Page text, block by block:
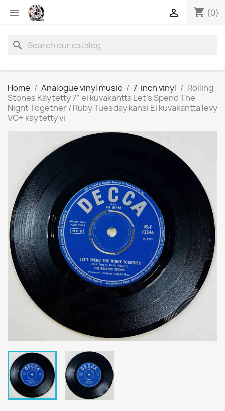
 shopping_cart (0)

search
Home Analogue vinyl music 7-inch vinyl
Rolling
Stones Käytetty 7” ei kuvakantta Let's Spend The
Night Together / Ruby Tuesday kansi Ei kuvakantta levy
VG+ käytetty vi